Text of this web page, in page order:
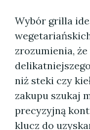
Wybór grilla
zrozumienia,
niż steki czy
zakupu szukaj
precyzyjną
klucz do